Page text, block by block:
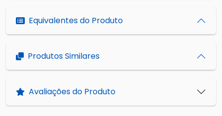
Equivalentes do Produto
Produtos Similares
Avaliações do Produto